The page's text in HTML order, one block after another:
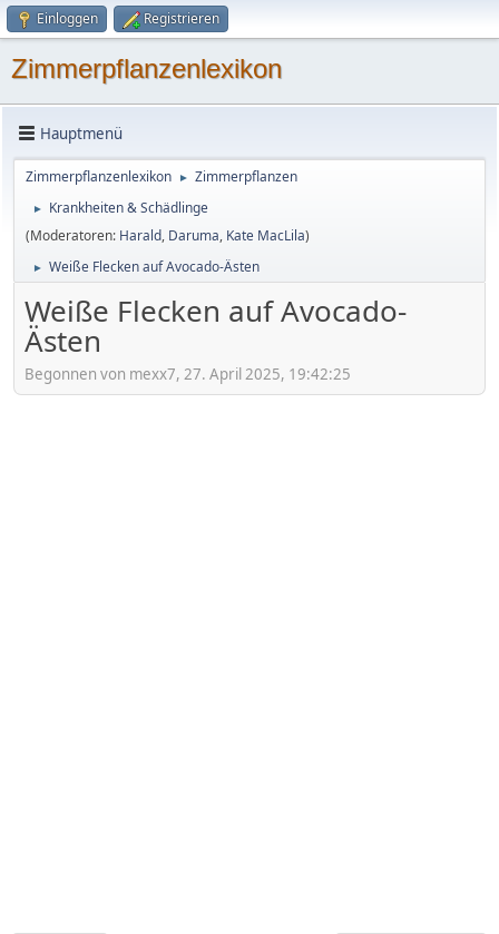
Einloggen Registrieren
Zimmerpflanzenlexikon
Hauptmenü
Zimmerpflanzenlexikon ► Zimmerpflanzen
►
Krankheiten & Schädlinge
(Moderatoren: Harald, Daruma, Kate MacLila)
► Weiße Flecken auf Avocado-Ästen
Weiße Flecken auf Avocado-
Ästen
Begonnen von mexx7, 27. April 2025, 19:42:25